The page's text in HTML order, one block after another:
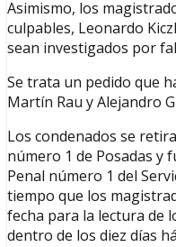
Asimismo, los
culpables, Leonardo
sean investigados por
Se trata un pedido que
Martín Rau y Alejandro
Los condenados se
número 1 de Posadas y
Penal número 1 del
tiempo que los
fecha para la lectura de
dentro de los diez días